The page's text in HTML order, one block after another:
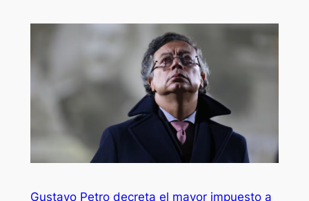
Gustavo Petro decreta el mayor impuesto a